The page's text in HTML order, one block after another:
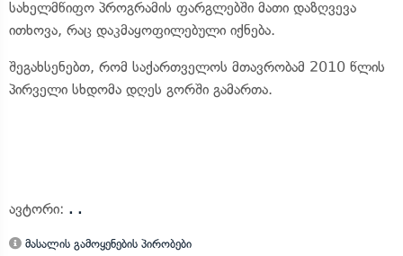
სახელმწიფო პროგრამის ფარგლებში მათი დაზღვევა
ითხოვა, რაც დაკმაყოფილებული იქნება.
შეგახსენებთ, რომ საქართველოს მთავრობამ 2010 წლის
პირველი სხდომა დღეს გორში გამართა.
ავტორი: . .
მასალის გამოყენების პირობები